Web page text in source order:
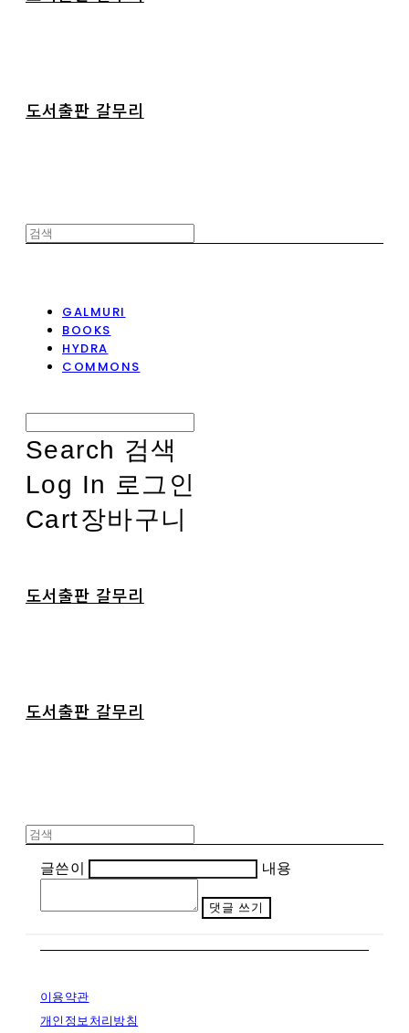
도서출판 갈무리
GALMURI
BOOKS
HYDRA
COMMONS
Search 검색
Log In 로그인
Cart장바구니
도서출판 갈무리
도서출판 갈무리
글쓴이 내용
댓글 쓰기
이용약관
개인정보처리방침